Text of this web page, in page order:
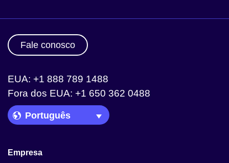
Fale conosco
EUA: +1 888 789 1488
Fora dos EUA: +1 650 362 0488
Language Picker
Empresa